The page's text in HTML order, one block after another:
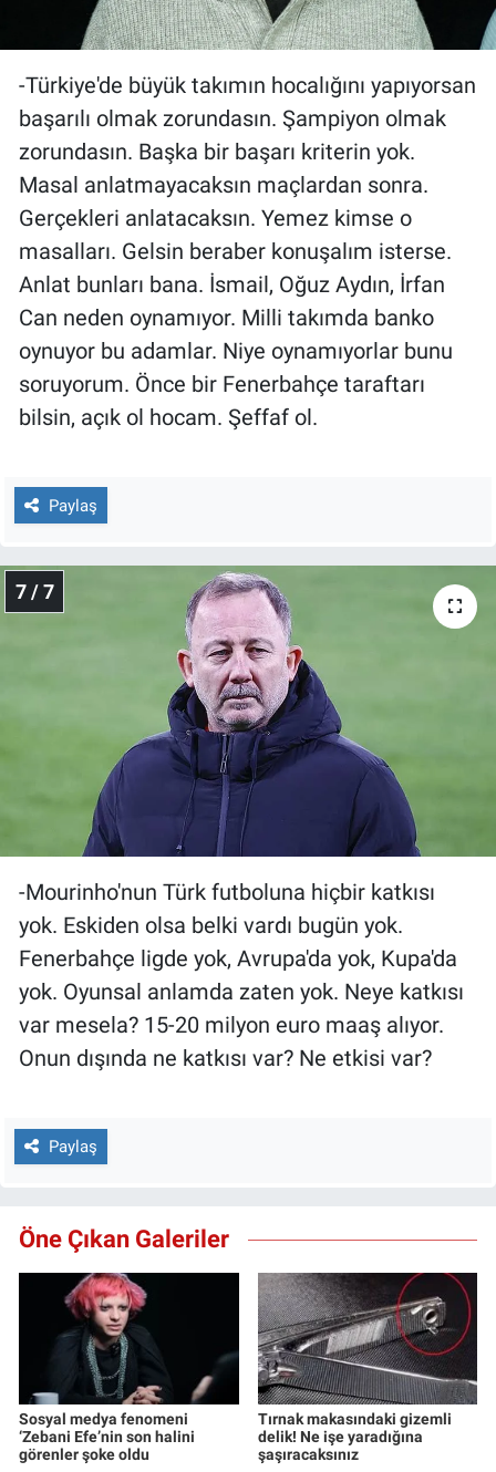
-Türkiye'de büyük takımın hocalığını yapıyorsan
başarılı olmak zorundasın. Şampiyon olmak
zorundasın. Başka bir başarı kriterin yok.
Masal anlatmayacaksın maçlardan sonra.
Gerçekleri anlatacaksın. Yemez kimse o
masalları. Gelsin beraber konuşalım isterse.
Anlat bunları bana. İsmail, Oğuz Aydın, İrfan
Can neden oynamıyor. Milli takımda banko
oynuyor bu adamlar. Niye oynamıyorlar bunu
soruyorum. Önce bir Fenerbahçe taraftarı
bilsin, açık ol hocam. Şeffaf ol.
Paylaş
7 / 7
-Mourinho'nun Türk futboluna hiçbir katkısı
yok. Eskiden olsa belki vardı bugün yok.
Fenerbahçe ligde yok, Avrupa'da yok, Kupa'da
yok. Oyunsal anlamda zaten yok. Neye katkısı
var mesela? 15-20 milyon euro maaş alıyor.
Onun dışında ne katkısı var? Ne etkisi var?
Paylaş
Öne Çıkan Galeriler
Sosyal medya fenomeni
‘Zebani Efe’nin son halini
görenler şoke oldu
Tırnak makasındaki gizemli
delik! Ne işe yaradığına
şaşıracaksınız